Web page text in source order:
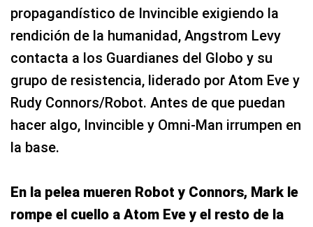
propagandístico de Invincible exigiendo la
rendición de la humanidad, Angstrom Levy
contacta a los Guardianes del Globo y su
grupo de resistencia, liderado por Atom Eve y
Rudy Connors/Robot. Antes de que puedan
hacer algo, Invincible y Omni-Man irrumpen en
la base.
En la pelea mueren Robot y Connors, Mark le
rompe el cuello a Atom Eve y el resto de la